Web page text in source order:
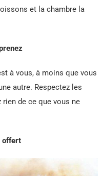
et la chambre la
à vous, à moins que vous
autre. Respectez les
rien de ce que vous ne
offert